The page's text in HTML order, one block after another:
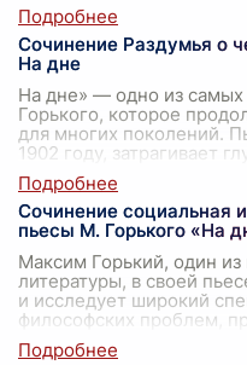
Сочинение Раздумья о
На дне
На дне» — одно из
Горького, которое
для многих поколений.
1902 году, затрагивает
Сочинение социальная
пьесы М. Горького «На
Максим Горький, один
литературы, в своей
и исследует широкий
философских проблем,